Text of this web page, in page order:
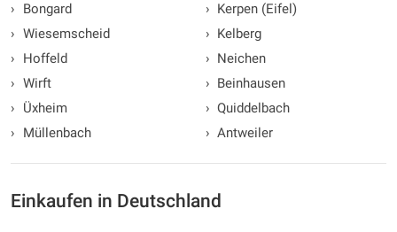
›
Bongard
› Wiesemscheid
›
Hoffeld
› Wirft
›
Üxheim
›
Müllenbach
› Kerpen (Eifel)
› Kelberg
› Neichen
› Beinhausen
› Quiddelbach
› Antweiler
Einkaufen in Deutschland